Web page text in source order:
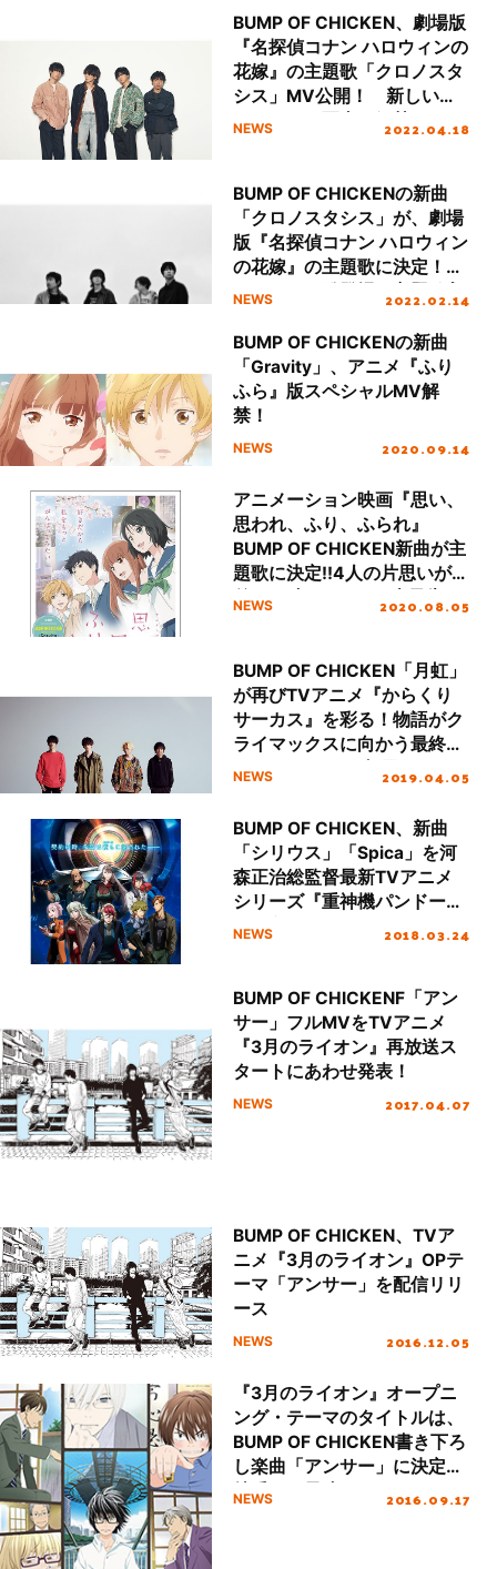
BUMP OF CHICKEN、劇場版
『名探偵コナン ハロウィンの
花嫁』の主題歌「クロノスタ
シス」MV公開！ 新しいア
ーティスト写真も解禁
NEWS 2022.04.18
BUMP OF CHICKENの新曲
「クロノスタシス」が、劇場
版『名探偵コナン ハロウィン
の花嫁』の主題歌に決定！キ
ャラクター総登場の主題歌入
NEWS 2022.02.14
BUMP OF CHICKENの新曲
「Gravity」、アニメ『ふり
ふら』版スペシャルMV解
禁！
NEWS 2020.09.14
アニメーション映画『思い、
思われ、ふり、ふられ』
BUMP OF CHICKEN新曲が主
題歌に決定!!4人の片思いが交
差する“切なすぎる”本予告が
NEWS 2020.08.05
BUMP OF CHICKEN「月虹」
が再びTVアニメ『からくり
サーカス』を彩る！物語がク
ライマックスに向かう最終ク
ールEDテーマに起用！
NEWS 2019.04.05
BUMP OF CHICKEN、新曲
「シリウス」「Spica」を河
森正治総監督最新TVアニメ
シリーズ『重神機パンドー
ラ』主題歌として書き下ろ
NEWS 2018.03.24
BUMP OF CHICKENF「アン
サー」フルMVをTVアニメ
『3月のライオン』再放送ス
タートにあわせ発表！
NEWS 2017.04.07
BUMP OF CHICKEN、TVア
ニメ『3月のライオン』OPテ
ーマ「アンサー」を配信リリ
ース
NEWS 2016.12.05
『3月のライオン』オープニ
ング・テーマのタイトルは、
BUMP OF CHICKEN書き下ろ
し楽曲「アンサー」に決定！
特番にて最速オンエア！
NEWS 2016.09.17